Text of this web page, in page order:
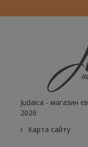
Judaica - магазин
2026
Карта сайту